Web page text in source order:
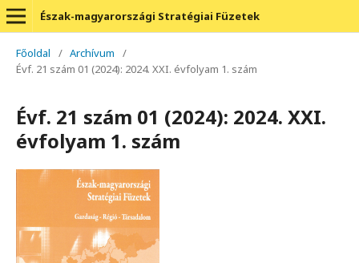
Észak-magyarországi Stratégiai Füzetek
Főoldal / Archívum
/
Évf. 21 szám 01 (2024): 2024. XXI. évfolyam 1. szám
Évf. 21 szám 01 (2024): 2024. XXI.
évfolyam 1. szám